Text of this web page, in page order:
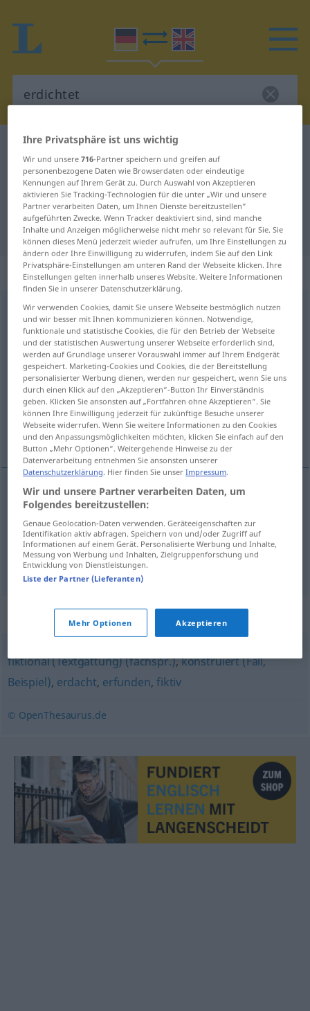
Deutsch-Englisch Wörterbuch
Deutsch-Englisch Übersetzung für
"erdichtet"
"erdichtet" Englisch Übersetzung
„erdichtet“: Adjektiv
erdichtetadj
Übersicht aller Übersetzungen
(Für mehr Details die Übersetzung anklicken/antippen)
made-up, invented, fabricated, concocted,
fictitious
trumped-up
made-up (ATTR) erdichtet
invented, fabricated, concocted,fictitious,
trumped-up (ATTR) erdichtet
Synonyme für "erdichtet"
fiktional (Textgattung) (fachspr.),konstruiert (Fall,
Beispiel), erdacht, erfunden, fiktiv
© OpenThesaurus.de
Ihre Privatsphäre ist uns wichtig
Wir und unsere716-Partner speichern und greifen auf
personenbezogene Daten wie Browserdaten oder eindeutige
Kennungen auf Ihrem Gerät zu. Durch Auswahl von Akzeptieren
aktivieren Sie Tracking-Technologien für die unter „Wir und unsere
Partner verarbeiten Daten, um Ihnen Dienste bereitzustellen“
aufgeführten Zwecke. Wenn Tracker deaktiviert sind, sind manche
Inhalte und Anzeigen möglicherweise nicht mehr so relevant für Sie. Sie
können dieses Menü jederzeit wieder aufrufen, um Ihre Einstellungen zu
ändern oder Ihre Einwilligung zu widerrufen, indem Sie auf den Link
Privatsphäre-Einstellungen am unteren Rand der Webseite klicken. Ihre
Einstellungen gelten innerhalb unseres Website. Weitere Informationen
finden Sie in unserer Datenschutzerklärung.
Wir verwenden Cookies, damit Sie unsere Webseite bestmöglich nutzen
und wir besser mit Ihnen kommunizieren können. Notwendige,
funktionale und statistische Cookies, die für den Betrieb der Webseite
und der statistischen Auswertung unserer Webseite erforderlich sind,
werden auf Grundlage unserer Vorauswahl immer auf Ihrem Endgerät
gespeichert. Marketing-Cookies und Cookies, die der Bereitstellung
personalisierter Werbung dienen, werden nur gespeichert, wenn Sie uns
durch einen Klick auf den „Akzeptieren“-Button Ihr Einverständnis
geben. Klicken Sie ansonsten auf „Fortfahren ohne Akzeptieren“. Sie
können Ihre Einwilligung jederzeit für zukünftige Besuche unserer
Webseite widerrufen. Wenn Sie weitere Informationen zu den Cookies
und den Anpassungsmöglichkeiten möchten, klicken Sie einfach auf den
Button „Mehr Optionen“. Weitergehende Hinweise zu der
Datenverarbeitung entnehmen Sie ansonsten unserer
Datenschutzerklärung. Hier finden Sie unserImpressum.
Wir und unsere Partner verarbeiten Daten, um
Folgendes bereitzustellen:
Genaue Geolocation-Daten verwenden. Geräteeigenschaften zur
Identifikation aktiv abfragen. Speichern von und/oder Zugriff auf
Informationen auf einem Gerät. Personalisierte Werbung und Inhalte,
Messung von Werbung und Inhalten, Zielgruppenforschung und
Entwicklung von Dienstleistungen.
Liste der Partner (Lieferanten)
Mehr Optionen Akzeptieren